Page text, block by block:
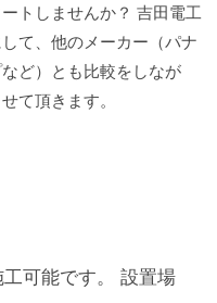
トしませんか？ 吉田電工
て、他のメーカー（パナ
ど）とも比較をしなが
て頂きます。
可能です。 設置場